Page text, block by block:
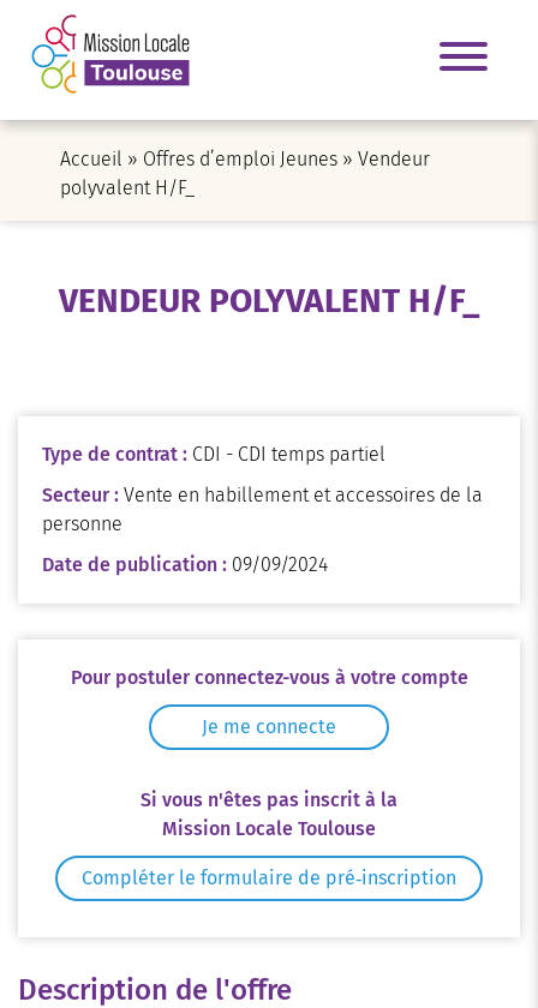
Accueil » Offres d’emploi Jeunes » Vendeur
polyvalent H/F_
VENDEUR POLYVALENT H/F_
Description de l'offre
Type de contrat : CDI - CDI temps partiel
Secteur : Vente en habillement et accessoires de la
personne
Date de publication : 09/09/2024
Pour postuler connectez-vous à votre compte
Je me connecte
Si vous n'êtes pas inscrit à la
Mission Locale Toulouse
Compléter le formulaire de pré‑inscription